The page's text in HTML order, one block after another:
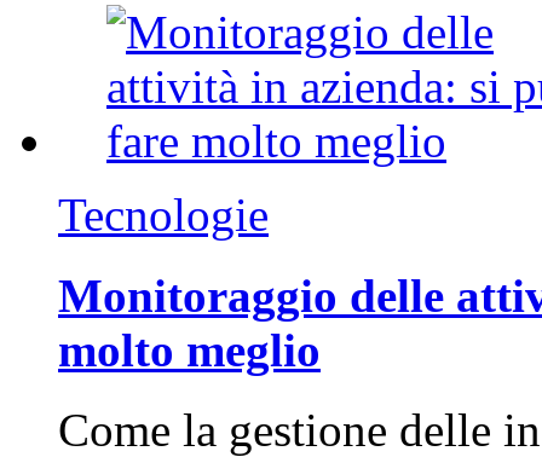
Tecnologie
Monitoraggio delle
molto meglio
Come la gestione delle